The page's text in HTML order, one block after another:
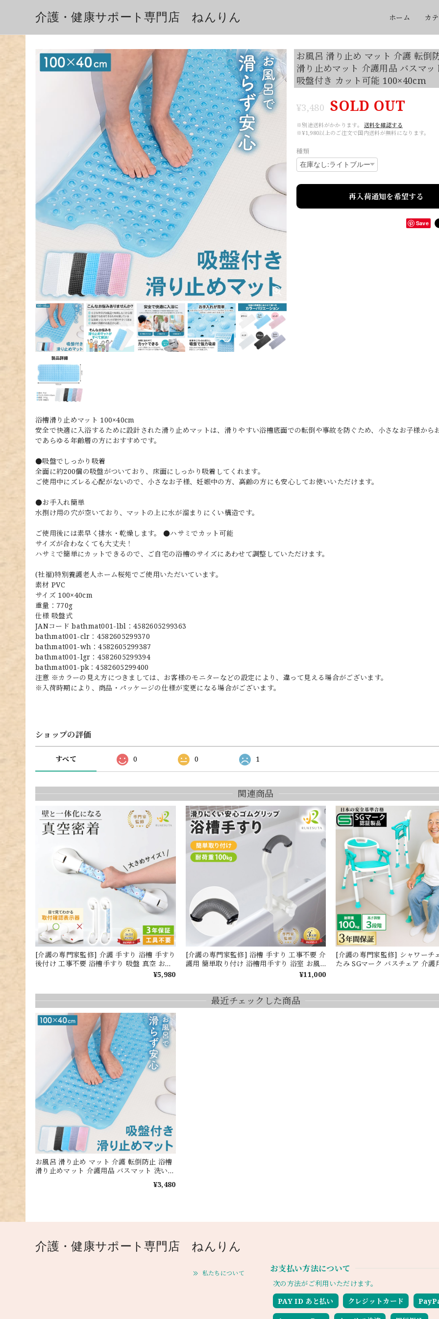
介護・健康サポート専門店 ねんりん ホーム カ
お風呂 滑り止め マット 介護 転倒
滑り止めマット 介護用品 バスマッ
吸盤付き カット可能 100×40cm
¥3,480 SOLD OUT
※別途送料がかかります。
送料を確認する
※¥1,980以上のご注文で国内送料が無料になります。
種類
再入荷通知を希望する
Save
浴槽滑り止めマット 100×40cm
安全で快適に入浴するために設計された滑り止めマットは、滑りやすい浴槽底面での転倒や事故を防ぐため、小さなお子様から
であらゆる年齢層の方におすすめです。
●吸盤でしっかり吸着
全面に約200個の吸盤がついており、床面にしっかり吸着してくれます。
ご使用中にズレる心配がないので、小さなお子様、妊娠中の方、高齢の方にも安心してお使いいただけます。
●お手入れ簡単
水捌け用の穴が空いており、マットの上に水が溜まりにくい構造です。
ご使用後には素早く排水・乾燥します。 ●ハサミでカット可能
サイズが合わなくても大丈夫！
ハサミで簡単にカットできるので、ご自宅の浴槽のサイズにあわせて調整していただけます。
(社福)特別養護老人ホーム桜苑でご使用いただいています。
素材 PVC
サイズ 100×40cm
重量：770g
仕様 吸盤式
JANコード bathmat001-lbl：4582605299363
bathmat001-clr：4582605299370
bathmat001-wh：4582605299387
bathmat001-lgr：4582605299394
bathmat001-pk：4582605299400
注意 ※カラーの見え方につきましては、お客様のモニターなどの設定により、違って見える場合がございます。
※入荷時期により、商品・パッケージの仕様が変更になる場合がございます。
ショップの評価
すべて 0 0 1
関連商品
[介護の専門家監修] 介護 手すり 浴槽 手すり
後付け 工事不要 浴槽手すり 吸盤 真空 お風
呂 大きい 長い ち上がり補助 手すり 安心 安
全 吸盤 介護 高齢者 転倒防止 トイレ 玄関
レゼント
¥5,980
[介護の専門家監修] 浴槽 手すり 工事不要 介
護用 簡単取り付け 浴槽用手すり 浴室 お風
呂 手すり ハンドル 入浴介助 介護 用品 立ち
上がり 転倒防止 取っ手 バスルーム 風呂 オ
り止め付き グリップ RUKESUTA
¥11,000
[介護の専門家監修] シャワーチ
たみ SGマーク バスチェア 介護
高齢者 介護 シニア RUKESTA
心
最近チェックした商品
お風呂 滑り止め マット 介護 転倒防止 浴槽
滑り止めマット 介護用品 バスマット 洗い場
¥3,480
介護・健康サポート専門店 ねんりん
私たちについて お支払い方法について
次の方法がご利用いただけます。
PAY ID あと払い
クレジットカード